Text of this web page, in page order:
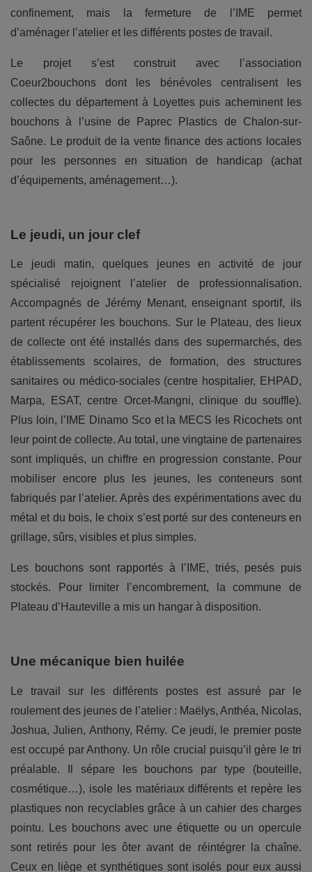
confinement, mais la fermeture de l’IME permet
d’aménager l’atelier et les différents postes de travail.
Le projet s’est construit avec l’association
Coeur2bouchons dont les bénévoles centralisent les
collectes du département à Loyettes puis acheminent les
bouchons à l’usine de Paprec Plastics de Chalon-sur-
Saône. Le produit de la vente finance des actions locales
pour les personnes en situation de handicap (achat
d’équipements, aménagement…).
Le jeudi, un jour clef
Le jeudi matin, quelques jeunes en activité de jour
spécialisé rejoignent l’atelier de professionnalisation.
Accompagnés de Jérémy Menant, enseignant sportif, ils
partent récupérer les bouchons. Sur le Plateau, des lieux
de collecte ont été installés dans des supermarchés, des
établissements scolaires, de formation, des structures
sanitaires ou médico-sociales (centre hospitalier, EHPAD,
Marpa, ESAT, centre Orcet-Mangni, clinique du souffle).
Plus loin, l’IME Dinamo Sco et la MECS les Ricochets ont
leur point de collecte. Au total, une vingtaine de partenaires
sont impliqués, un chiffre en progression constante. Pour
mobiliser encore plus les jeunes, les conteneurs sont
fabriqués par l’atelier. Après des expérimentations avec du
métal et du bois, le choix s’est porté sur des conteneurs en
grillage, sûrs, visibles et plus simples.
Les bouchons sont rapportés à l’IME, triés, pesés puis
stockés. Pour limiter l’encombrement, la commune de
Plateau d’Hauteville a mis un hangar à disposition.
Une mécanique bien huilée
Le travail sur les différents postes est assuré par le
roulement des jeunes de l’atelier : Maëlys, Anthéa, Nicolas,
Joshua, Julien, Anthony, Rémy. Ce jeudi, le premier poste
est occupé par Anthony. Un rôle crucial puisqu’il gère le tri
préalable. Il sépare les bouchons par type (bouteille,
cosmétique…), isole les matériaux différents et repère les
plastiques non recyclables grâce à un cahier des charges
pointu. Les bouchons avec une étiquette ou un opercule
sont retirés pour les ôter avant de réintégrer la chaîne.
Ceux en liège et synthétiques sont isolés pour eux aussi